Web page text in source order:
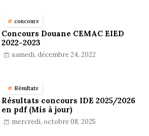
concours
Concours Douane CEMAC EIED
2022-2023
samedi, décembre 24, 2022
Résultats
Résultats concours IDE 2025/2026
en pdf (Mis à jour)
mercredi, octobre 08, 2025